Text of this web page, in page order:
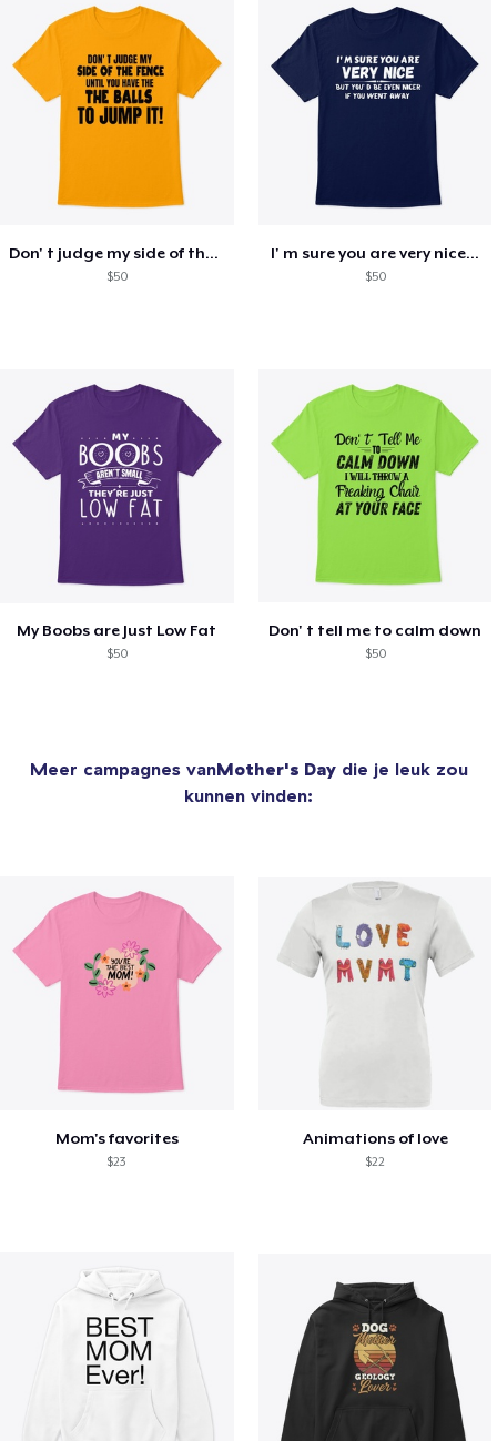
Don' t judge my side of the fence
$50
I' m sure you are very nice...
$50
My Boobs are Just Low Fat
$50
Don' t tell me to calm down
$50
Meer campagnes vanMother's Daydie je leuk zou
kunnen vinden:
Mom's favorites
$23
Animations of love
$22